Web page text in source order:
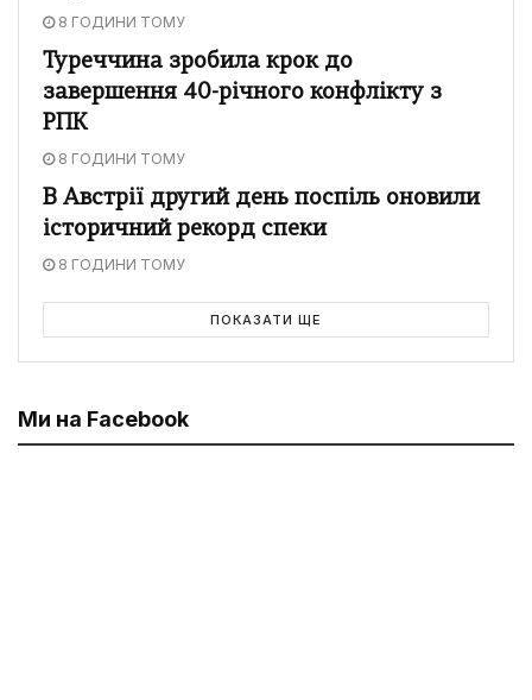
8 ГОДИНИ ТОМУ
Туреччина зробила крок до
завершення 40-річного конфлікту з
РПК
8 ГОДИНИ ТОМУ
В Австрії другий день поспіль оновили
історичний рекорд спеки
8 ГОДИНИ ТОМУ
ПОКАЗАТИ ЩЕ
Ми на Facebook